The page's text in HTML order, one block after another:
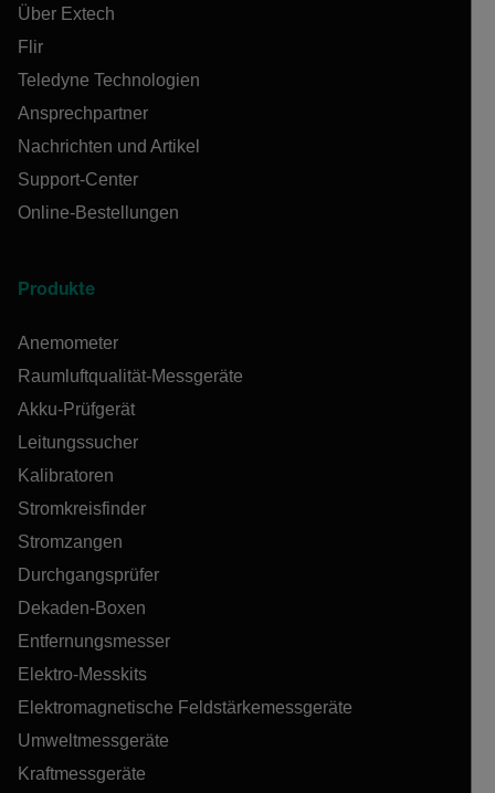
Über Extech
Flir
Teledyne Technologien
Ansprechpartner
Nachrichten und Artikel
Support-Center
Online-Bestellungen
Produkte
Anemometer
Raumluftqualität-Messgeräte
Akku-Prüfgerät
Leitungssucher
Kalibratoren
Stromkreisfinder
Stromzangen
Durchgangsprüfer
Dekaden-Boxen
Entfernungsmesser
Elektro-Messkits
Elektromagnetische Feldstärkemessgeräte
Umweltmessgeräte
Kraftmessgeräte